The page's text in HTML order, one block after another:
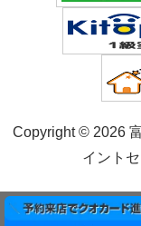
Copyright © 2026
イント